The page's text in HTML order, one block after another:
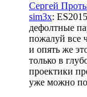
Сергей
sim3x:
дефолтные
пожалуй все
и опять же
только в
проектики
уже можно